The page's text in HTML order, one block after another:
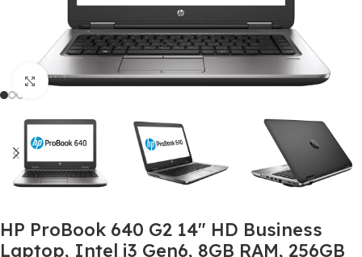
Click to enlarge
HP ProBook 640 G2 14″ HD Business
Laptop, Intel i3 Gen6, 8GB RAM, 256GB